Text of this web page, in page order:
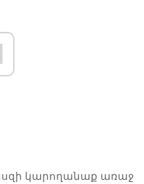
կարողանաք առաջ